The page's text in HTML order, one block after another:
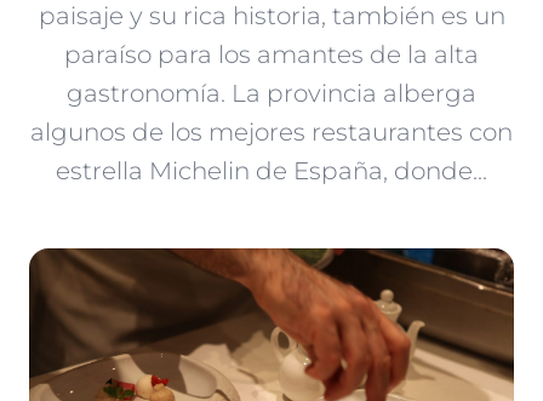
paisaje y su rica historia, también es un
paraíso para los amantes de la alta
gastronomía. La provincia alberga
algunos de los mejores restaurantes con
estrella Michelin de España, donde...